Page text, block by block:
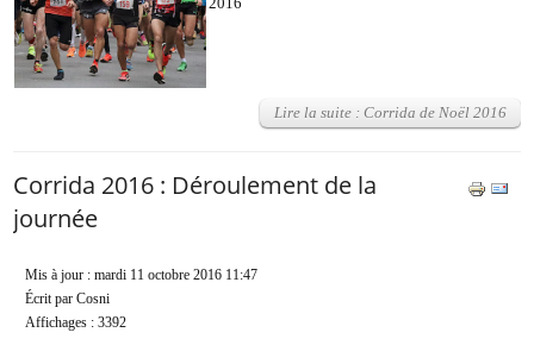
2016
Lire la suite : Corrida de Noël 2016
Corrida 2016 : Déroulement de la
journée
Mis à jour : mardi 11 octobre 2016 11:47
Écrit par Cosni
Affichages : 3392